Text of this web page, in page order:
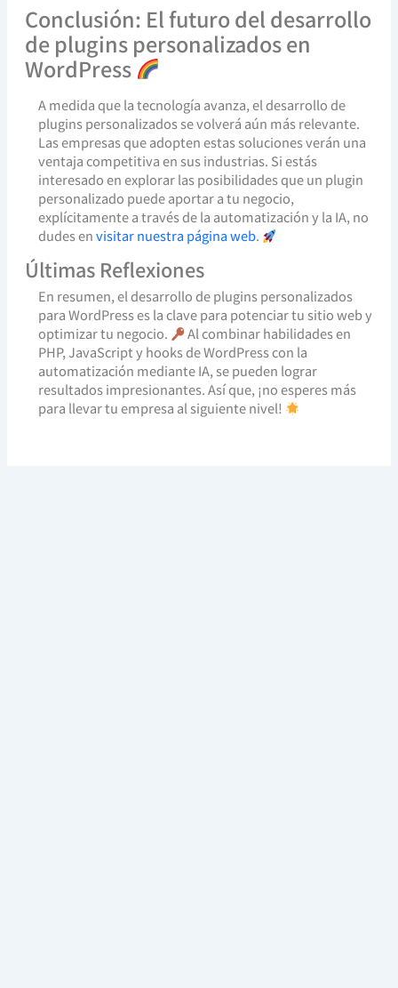
Conclusión: El futuro del desarrollo
de plugins personalizados en
WordPress
A medida que la tecnología avanza, el desarrollo de
plugins personalizados se volverá aún más relevante.
Las empresas que adopten estas soluciones verán una
ventaja competitiva en sus industrias. Si estás
interesado en explorar las posibilidades que un plugin
personalizado puede aportar a tu negocio,
explícitamente a través de la automatización y la IA, no
dudes envisitar nuestra página web.
Últimas Reflexiones
En resumen, el desarrollo de plugins personalizados
para WordPress es la clave para potenciar tu sitio web y
optimizar tu negocio.
Al combinar habilidades en
PHP, JavaScript y hooks de WordPress con la
automatización mediante IA, se pueden lograr
resultados impresionantes. Así que, ¡no esperes más
para llevar tu empresa al siguiente nivel!